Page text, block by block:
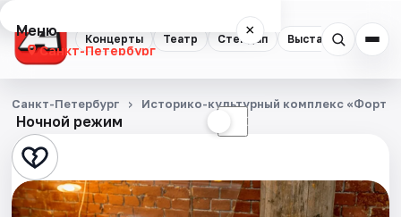
Концерты Театр Стендап Выставки
Меню ×
Санкт-Петербург
Концерты
Театр
Стендап
Ночной режим ☾
Санкт-Петербург Историко-культурный комплекс «Форт